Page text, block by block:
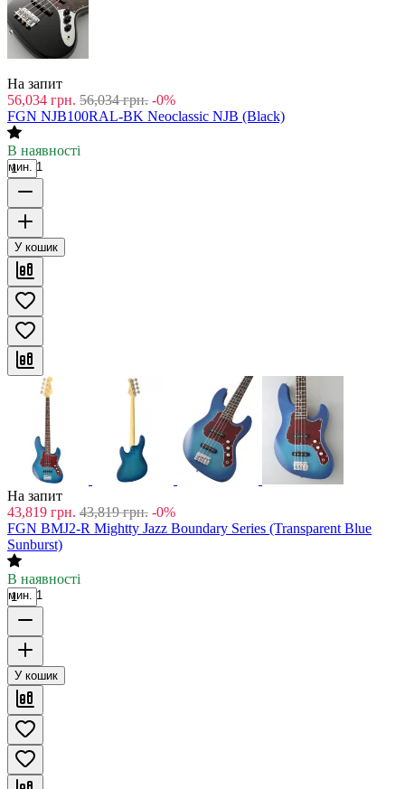
На запит
56,034 грн. 56,034 грн. -0%
FGN NJB100RAL-BK Neoclassic NJB (Black)
В наявності
мин. 1
У кошик
На запит
43,819 грн. 43,819 грн. -0%
FGN BMJ2-R Mightty Jazz Boundary Series (Transparent Blue
Sunburst)
В наявності
мин. 1
У кошик